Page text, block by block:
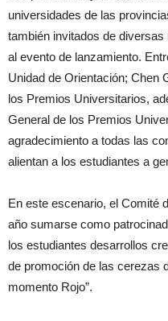
universidades de las
también invitados de
al evento de lanzamiento.
Unidad de Orientación; Chen
los Premios Universitarios,
General de los Premios
agradecimiento a todas las
alientan a los estudiantes a
En este escenario, el Comité
año sumarse como
los estudiantes desarrollos
de promoción de las cerezas
momento Rojo”.